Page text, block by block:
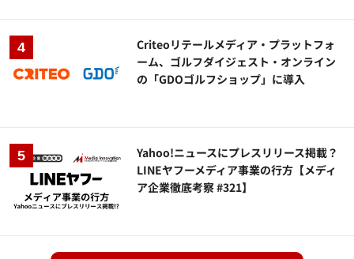
Criteoリテールメディア・プラットフォ
ーム、ゴルフダイジェスト・オンライン
の「GDOゴルフショップ」に導入
Yahoo!ニュースにプレスリリース掲載？
LINEヤフーメディア事業の行方【メディ
ア企業徹底考察 #321】